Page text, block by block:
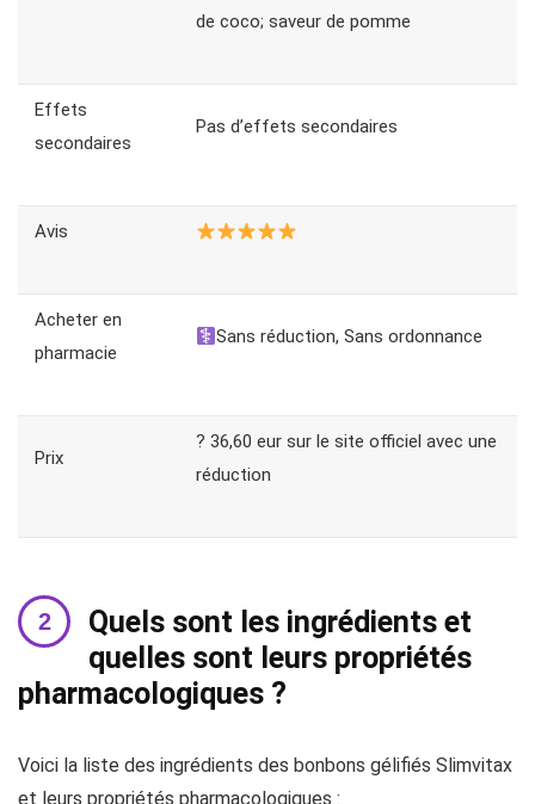
de coco; saveur de pomme
Effets
secondaires
Pas d’effets secondaires
Avis
Acheter en
pharmacie
Sans réduction, Sans ordonnance
Prix
? 36,60 eur sur le site officiel avec une
réduction
Quels sont les ingrédients et
quelles sont leurs propriétés
pharmacologiques ?
Voici la liste des ingrédients des bonbons gélifiés Slimvitax
et leurs propriétés pharmacologiques :